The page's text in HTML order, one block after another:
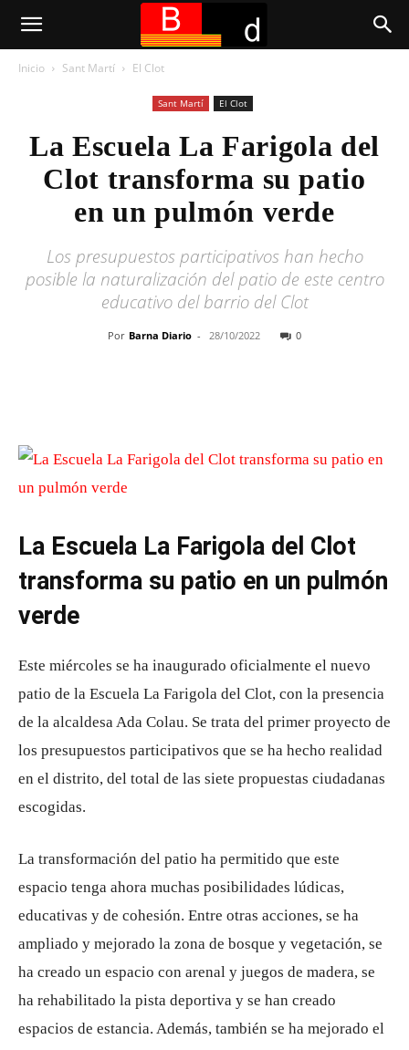
Inicio Sant Martí El Clot
Sant Martí El Clot
La Escuela La Farigola del
Clot transforma su patio
en un pulmón verde
Los presupuestos participativos han hecho
posible la naturalización del patio de este centro
educativo del barrio del Clot
Por Barna Diario - 28/10/2022 0
La Escuela La Farigola del Clot
transforma su patio en un pulmón
verde
Este miércoles se ha inaugurado oficialmente el nuevo
patio de la Escuela La Farigola del Clot, con la presencia
de la alcaldesa Ada Colau. Se trata del primer proyecto de
los presupuestos participativos que se ha hecho realidad
en el distrito, del total de las siete propuestas ciudadanas
escogidas.
La transformación del patio ha permitido que este
espacio tenga ahora muchas posibilidades lúdicas,
educativas y de cohesión. Entre otras acciones, se ha
ampliado y mejorado la zona de bosque y vegetación, se
ha creado un espacio con arenal y juegos de madera, se
ha rehabilitado la pista deportiva y se han creado
espacios de estancia. Además, también se ha mejorado el